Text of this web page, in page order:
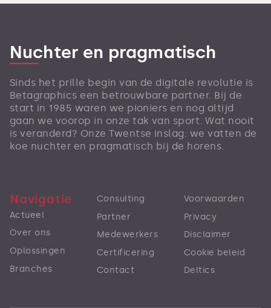
Nuchter en pragmatisch
Sinds het prille begin van de digitale revolutie is
Betagraphics een betrouwbare partner. Bij de
start in 1985 waren we pioniers en nog altijd
gaan we voorop in onze tak van sport. Wat nooit
is veranderd? Onze Twentse inslag: we vatten de
koe nuchter en pragmatisch bij de horens.
Navigatie
Actueel
Over ons
Oplossingen
Branches
Consulting
Partner
Medewerkers
Certificering
Contact
Voorwaarden
Privacy
Disclaimer
Cookie beleid
Deltics